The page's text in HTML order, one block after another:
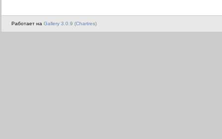
Работает на Gallery 3.0.9 (Chartres)